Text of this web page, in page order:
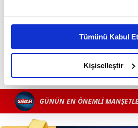
Bu çerezlere izin vermeniz halinde
daha iyi reklam deneyimi
amacımızın size daha iyi bir reklam
olduğunu ve sizlere en iyi içerikleri
elimizden gelen çabayı
reklamların maliyetlerimizi
kalemimiz olduğunu sizlere
Her halükârda, kullanıcılar, bu
Tümünü Kabul Et
Kişiselleştir
GÜNÜN EN ÖNEMLİ